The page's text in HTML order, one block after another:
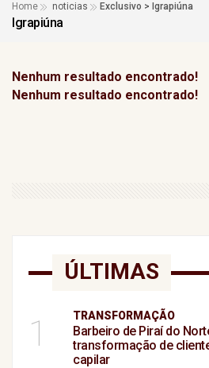
Home noticias Exclusivo > Igrapiúna
Igrapiúna
Nenhum resultado encontrado!
Nenhum resultado encontrado!
ÚLTIMAS
1 TRANSFORMAÇÃO
Barbeiro de Piraí do
transformação de
capilar